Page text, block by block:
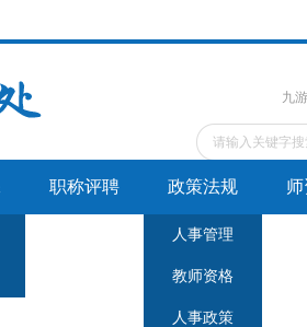
九
职称评聘 政策法规
人事管理
教师资格
人事政策